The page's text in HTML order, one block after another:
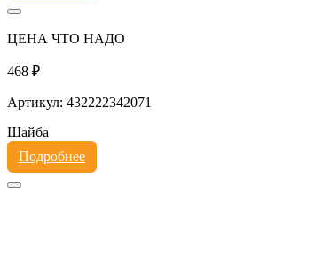
ЦЕНА ЧТО НАДО
468 ₽
Артикул: 432222342071
Шайба
Подробнее